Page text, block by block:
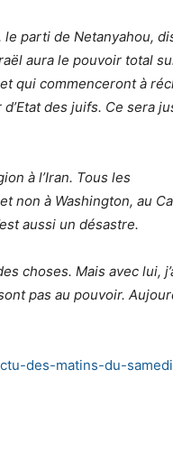
le parti de Netanyahou,
aura le pouvoir total
qui commenceront à
des juifs. Ce sera
à l’Iran. Tous les
non à Washington, au
aussi un désastre.
choses. Mais avec lui,
pas au pouvoir.
des-matins-du-